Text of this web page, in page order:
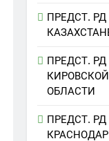
ПРЕДСТ. РД
ПРЕДСТ. РД
КИРОВСКОЙ
ОБЛАСТИ
ПРЕДСТ. РД